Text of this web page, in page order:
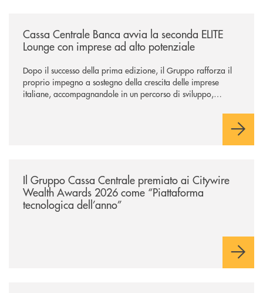
Cassa Centrale Banca avvia la seconda ELITE
Lounge con imprese ad alto potenziale
Dopo il successo della prima edizione, il Gruppo rafforza il
proprio impegno a sostegno della crescita delle imprese
italiane, accompagnandole in un percorso di sviluppo,
Il Gruppo Cassa Centrale premiato ai Citywire
Wealth Awards 2026 come “Piattaforma
tecnologica dell’anno”